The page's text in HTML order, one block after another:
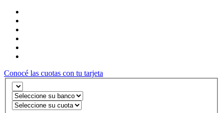
Conocé las cuotas con tu tarjeta